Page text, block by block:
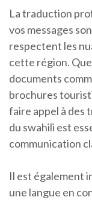
La traduction
vos messages
respectent les
cette région.
documents
brochures
faire appel à des
du swahili est
communication
Il est également
une langue en